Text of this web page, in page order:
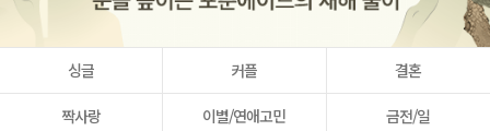
싱글 커플 결혼
짝사랑 이별/연애고민 금전/일